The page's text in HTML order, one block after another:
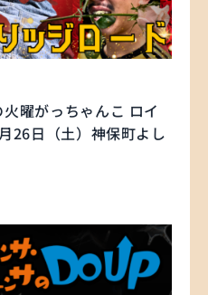
曜がっちゃんこ ロイ
26日（土）神保町よし